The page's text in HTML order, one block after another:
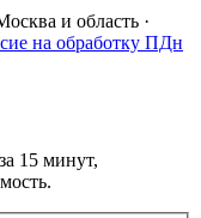
и область ·
на обработку ПДн
15 минут,